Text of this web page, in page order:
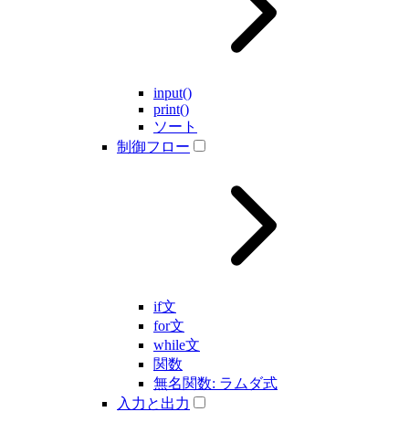
input()
print()
ソート
制御フロー
if文
for文
while文
関数
無名関数: ラムダ式
入力と出力